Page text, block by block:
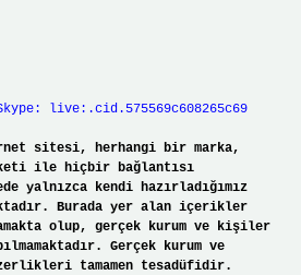
live:.cid.575569c608265c69
sitesi, herhangi bir marka,
ile hiçbir bağlantısı
yalnızca kendi hazırladığımız
Burada yer alan içerikler
olup, gerçek kurum ve kişiler
Gerçek kurum ve
tamamen tesadüfidir.